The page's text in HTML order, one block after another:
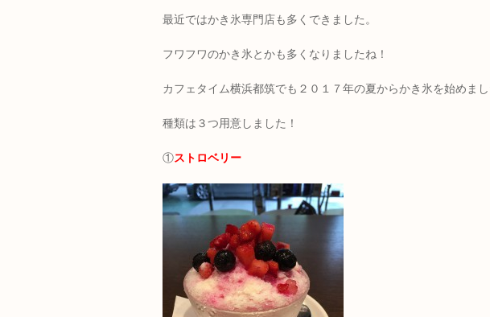
最近ではかき氷専門店も多くできました。
フワフワのかき氷とかも多くなりましたね！
カフェタイム横浜都筑でも２０１７年の夏からかき氷を始めまし
種類は３つ用意しました！
①ストロベリー